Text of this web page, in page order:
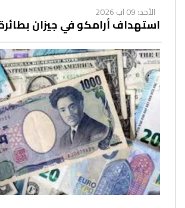
الأحد: 09 آب 2026
استهداف أرامكو في جيزان